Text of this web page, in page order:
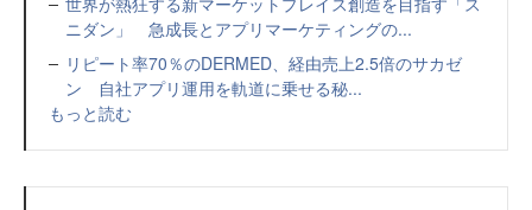
ニダン」 急成長とアプリマーケティングの...
リピート率70％のDERMED、経由売上2.5倍のサカゼ
ン 自社アプリ運用を軌道に乗せる秘...
もっと読む